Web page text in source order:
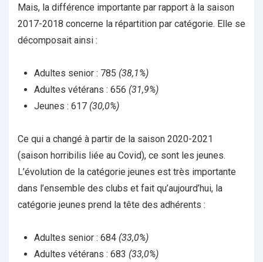
Mais, la différence importante par rapport à la saison
2017-2018 concerne la répartition par catégorie. Elle se
décomposait ainsi :
Adultes senior : 785 (38,1%)
Adultes vétérans : 656 (31,9%)
Jeunes : 617 (30,0%)
Ce qui a changé à partir de la saison 2020-2021
(saison horribilis liée au Covid), ce sont les jeunes.
L’évolution de la catégorie jeunes est très importante
dans l’ensemble des clubs et fait qu’aujourd’hui, la
catégorie jeunes prend la tête des adhérents :
Adultes senior : 684 (33,0%)
Adultes vétérans : 683 (33,0%)